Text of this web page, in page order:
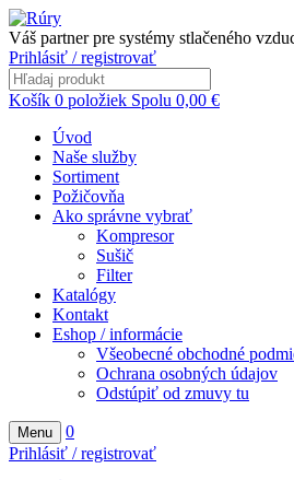
Váš partner pre systémy stlačeného
Prihlásiť / registrovať
Košík 0 položiek Spolu 0,00 €
Úvod
Naše služby
Sortiment
Požičovňa
Ako správne vybrať
Kompresor
Sušič
Filter
Katalógy
Kontakt
Eshop / informácie
Všeobecné obchodné
Ochrana osobných údajov
Odstúpiť od zmuvy tu
Menu
0
Prihlásiť / registrovať